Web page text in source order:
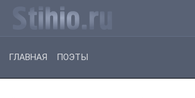
ГЛАВНАЯ ПОЭТЫ